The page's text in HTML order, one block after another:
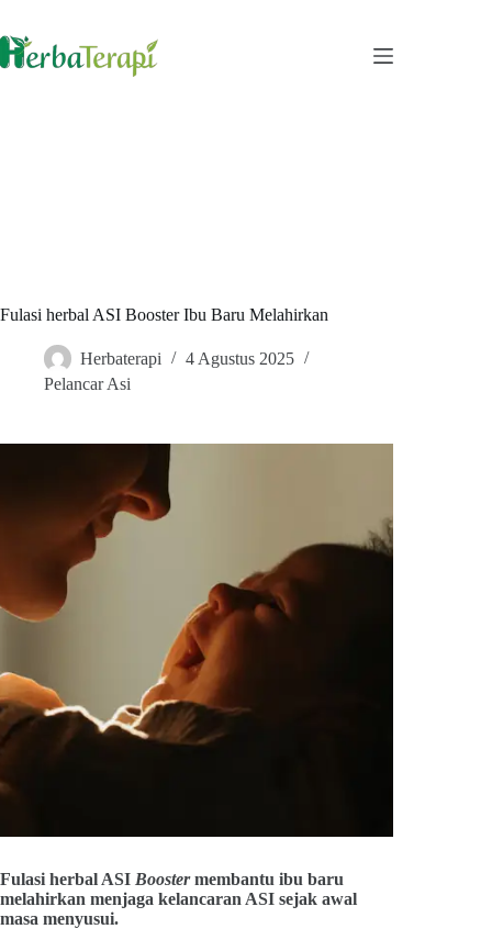
content
Fulasi herbal ASI Booster Ibu Baru Melahirkan
Herbaterapi
4 Agustus 2025
Pelancar Asi
Fulasi herbal ASI Boostermembantu ibu baru
melahirkan menjaga kelancaran ASI sejak awal
masa menyusui.